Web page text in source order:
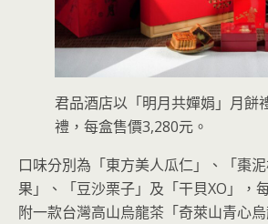
君品酒店以「明月共嬋娟」月餅
禮，每盒售價3,280元。
口味分別為「東方美人瓜仁」、「棗
果」、「豆沙栗子」及「干貝XO」，
附一款台灣高山烏龍茶「奇萊山青心